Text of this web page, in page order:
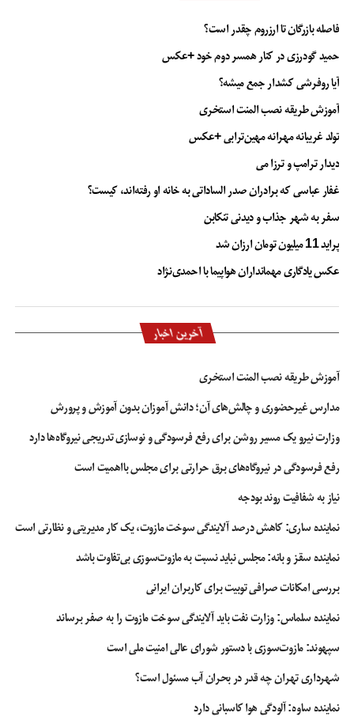
فاصله بازرگان تا ارزروم چقدر است؟
حمید گودرزی در کنار همسر دوم خود +عکس
آیا روفرشی کشدار جمع میشه؟
آموزش طریقه نصب المنت استخری
تولد غریبانه مهرانه مهین‌ترابی +عکس
دیدار ترامپ و ترزا می
غفار عباسی که برادران صدر الساداتی به خانه او رفته‌اند، کیست؟
سفر به شهر جذاب و دیدنی تنکابن
پراید 11 میلیون تومان ارزان شد
عکس یادگاری مهمانداران هواپیما با احمدی‌نژاد
آخرین اخبار
آموزش طریقه نصب المنت استخری
مدارس غیرحضوری و چالش‌های آن؛ دانش آموزان بدون آموزش و پرورش
وزارت نیرو یک مسیر روشن برای رفع فرسودگی و نوسازی تدریجی نیروگاه‌ها دارد
رفع فرسودگی در نیروگاه‌های برق حرارتی برای مجلس بااهمیت است
نیاز به شفافیت روند بودجه
نماینده ساری: کاهش درصد آلایندگی سوخت مازوت، یک کار مدیریتی و نظارتی است
نماینده سقز و بانه: مجلس نباید نسبت به مازوت‌سوزی بی‌تفاوت باشد
بررسی امکانات صرافی توبیت برای کاربران ایرانی
نماینده سلماس: وزارت نفت باید آلایندگی سوخت مازوت را به صفر برساند
سپهوند:‌ مازوت‌سوزی با دستور شورای عالی امنیت ملی است
شهرداری تهران چه قدر در بحران آب مسئول است؟
نماینده ساوه: آلودگی هوا کاسبانی دارد